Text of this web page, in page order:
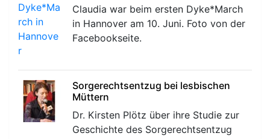
Claudia war beim ersten Dyke*March
in Hannover am 10. Juni. Foto von der
Facebookseite.
Sorgerechtsentzug bei lesbischen
Müttern
Dr. Kirsten Plötz über ihre Studie zur
Geschichte des Sorgerechtsentzug